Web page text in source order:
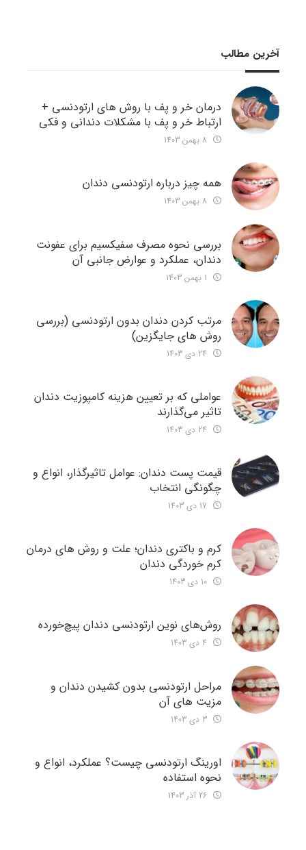
آخرین مطالب
درمان خر و پف با روش های ارتودنسی +
ارتباط خر و پف با مشکلات دندانی و فکی
همه چیز درباره ارتودنسی دندان
بررسی نحوه مصرف سفیکسیم برای عفونت
دندان، عملکرد و عوارض جانبی آن
مرتب کردن دندان بدون ارتودنسی (بررسی
روش های جایگزین)
عواملی که بر تعیین هزینه کامپوزیت دندان
تاثیر می‌گذارند
قیمت پست دندان: عوامل تاثیرگذار، انواع و
چگونگی انتخاب
کرم و باکتری دندان؛ علت و روش های درمان
کرم خوردگی دندان
روش‌های نوین ارتودنسی دندان‌ پیچ‌خورده
مراحل ارتودنسی بدون کشیدن دندان و
مزیت های آن
اورینگ ارتودنسی چیست؟ عملکرد، انواع و
نحوه استفاده